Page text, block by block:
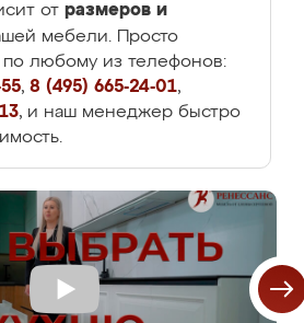
от размеров и
мебели. Просто
по любому из телефонов:
, 8 (495) 665-24-01,
, и наш менеджер быстро